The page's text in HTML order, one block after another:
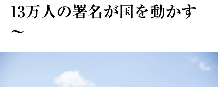
13万人の署名が国を動かす
～